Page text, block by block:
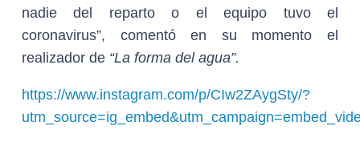
nadie del reparto o el equipo tuvo el
coronavirus”, comentó en su momento el
realizador de “La forma del agua”.
https://www.instagram.com/p/CIw2ZAygSty/?